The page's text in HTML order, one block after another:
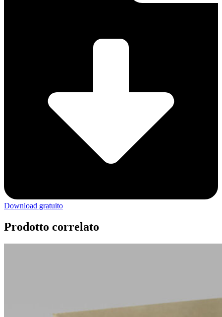
Download gratuito
Prodotto correlato